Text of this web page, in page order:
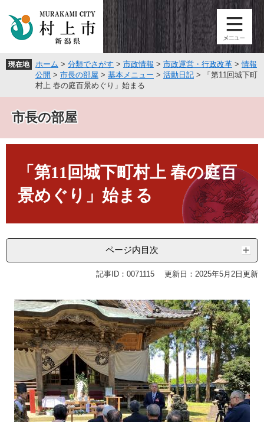
頭
飛
へ
現在地 ホーム > 分類でさがす > 市政情報 > 市政運営・行政改革 >情報
公開 > 市長の部屋 > 基本メニュー > 活動日記 >
「第11回城下町
村上 春の庭百景めぐり」始まる
市長の部屋
「第11回城下町村上 春の庭百
景めぐり」始まる
ページ内目次
記事ID：0071115 更新日：2025年5月2日更新